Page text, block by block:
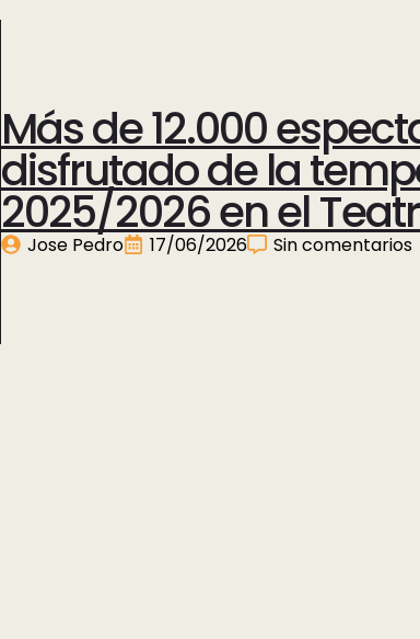
Más de 12.000
disfrutado de la
2025/2026 en el
Jose Pedro 17/06/2026 Sin comentarios